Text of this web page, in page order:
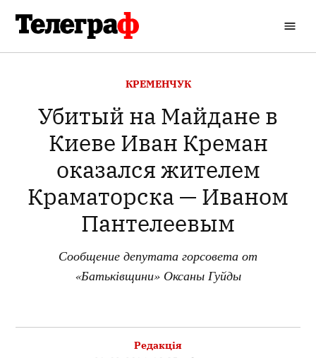
вмісту
Телеграф
ОПУБЛІКОВАНО
КРЕМЕНЧУК
Убитый на Майдане в
Киеве Иван Креман
оказался жителем
Краматорска — Иваном
Пантелеевым
Сообщение депутата горсовета от
«Батьківщини» Оксаны Гуйды
Редакція